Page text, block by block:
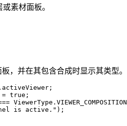
素材面板。
，并在其包含合成时显示其类型。
. activeViewer ;
= true ;
ViewerType . VIEWER_COMPOSITION
is active. " );